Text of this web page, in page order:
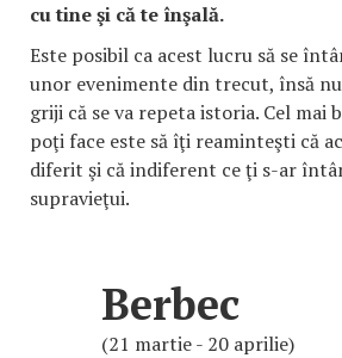
cu tine şi că te înşală.
Este posibil ca acest lucru să se
unor evenimente din trecut, însă
griji că se va repeta istoria. Cel mai
poţi face este să îţi reaminteşti că
diferit şi că indiferent ce ţi s-ar
supravieţui.
Berbec
(21 martie - 20 aprilie)